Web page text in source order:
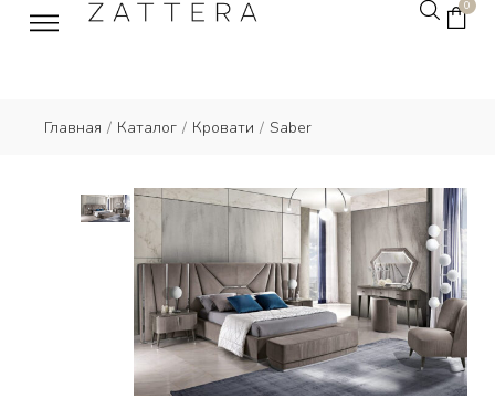
0
Главная / Каталог / Кровати / Saber